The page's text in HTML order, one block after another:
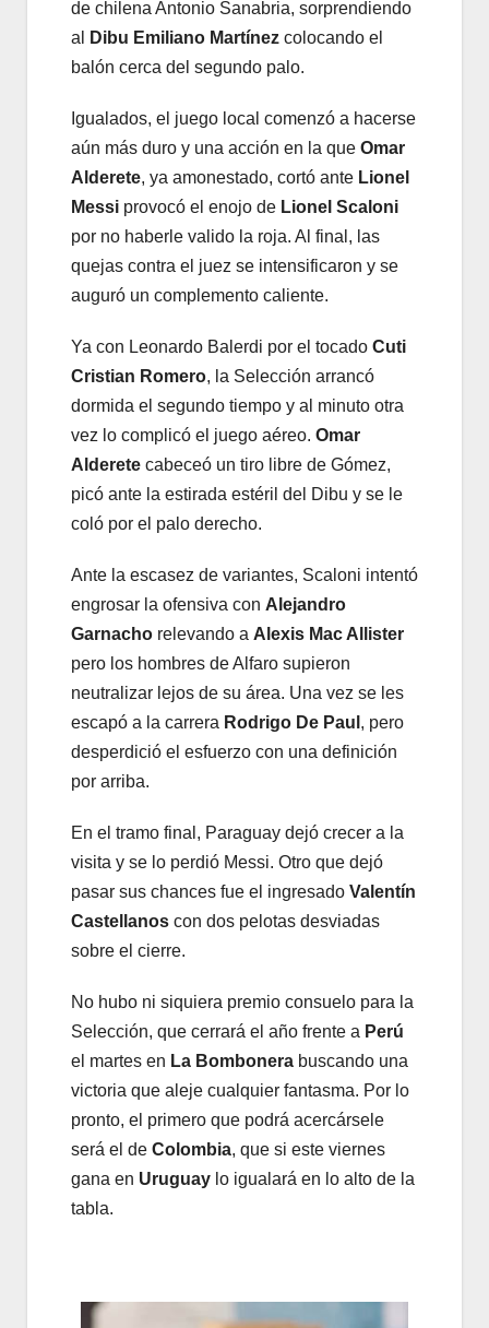
de chilena Antonio Sanabria, sorprendiendo
al
Dibu Emiliano Martínez colocando el
balón cerca del segundo palo.
Igualados, el juego local comenzó a hacerse
aún más duro y una acción en la que Omar
Alderete, ya amonestado, cortó ante Lionel
Messi provocó el enojo de Lionel Scaloni
por no haberle valido la roja. Al final, las
quejas contra el juez se intensificaron y se
auguró un complemento caliente.
Ya con Leonardo Balerdi por el tocado Cuti
Cristian Romero, la Selección arrancó
dormida el segundo tiempo y al minuto otra
vez lo complicó el juego aéreo. Omar
Alderete cabeceó un tiro libre de Gómez,
picó ante la estirada estéril del Dibu y se le
coló por el palo derecho.
Ante la escasez de variantes, Scaloni intentó
engrosar la ofensiva con Alejandro
Garnacho relevando a Alexis Mac Allister
pero los hombres de Alfaro supieron
neutralizar lejos de su área. Una vez se les
escapó a la carrera Rodrigo De Paul , pero
desperdició el esfuerzo con una definición
por arriba.
En el tramo final, Paraguay dejó crecer a la
visita y se lo perdió Messi. Otro que dejó
pasar sus chances fue el ingresado Valentín
Castellanos con dos pelotas desviadas
sobre el cierre.
No hubo ni siquiera premio consuelo para la
Selección, que cerrará el año frente a Perú
el martes en La Bombonera buscando una
victoria que aleje cualquier fantasma. Por lo
pronto, el primero que podrá acercársele
será el de Colombia, que si este viernes
gana en Uruguay lo igualará en lo alto de la
tabla.